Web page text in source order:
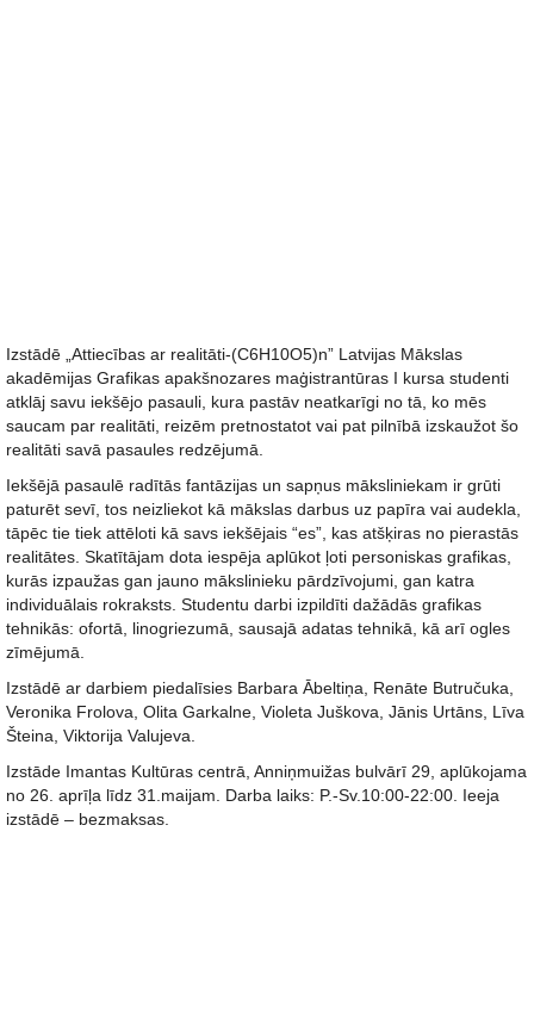
Izstādē „Attiecības ar realitāti-(C6H10O5)n” Latvijas Mākslas
akadēmijas Grafikas apakšnozares maģistrantūras I kursa studenti
atklāj savu iekšējo pasauli, kura pastāv neatkarīgi no tā, ko mēs
saucam par realitāti, reizēm pretnostatot vai pat pilnībā izskaužot šo
realitāti savā pasaules redzējumā.
Iekšējā pasaulē radītās fantāzijas un sapņus māksliniekam ir grūti
paturēt sevī, tos neizliekot kā mākslas darbus uz papīra vai audekla,
tāpēc tie tiek attēloti kā savs iekšējais “es”, kas atšķiras no pierastās
realitātes. Skatītājam dota iespēja aplūkot ļoti personiskas grafikas,
kurās izpaužas gan jauno mākslinieku pārdzīvojumi, gan katra
individuālais rokraksts. Studentu darbi izpildīti dažādās grafikas
tehnikās: ofortā, linogriezumā, sausajā adatas tehnikā, kā arī ogles
zīmējumā.
Izstādē ar darbiem piedalīsies Barbara Ābeltiņa, Renāte Butručuka,
Veronika Frolova, Olita Garkalne, Violeta Juškova, Jānis Urtāns, Līva
Šteina, Viktorija Valujeva.
Izstāde Imantas Kultūras centrā, Anniņmuižas bulvārī 29, aplūkojama
no 26. aprīļa līdz 31.maijam. Darba laiks: P.-Sv.10:00-22:00. Ieeja
izstādē – bezmaksas.